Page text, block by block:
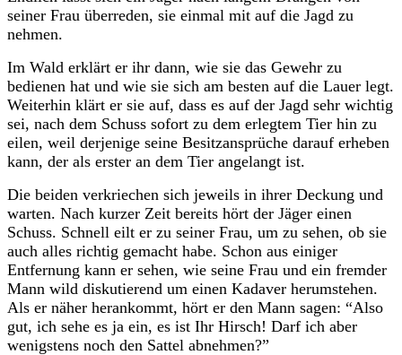
seiner Frau überreden, sie einmal mit auf die Jagd zu
nehmen.
Im Wald erklärt er ihr dann, wie sie das Gewehr zu
bedienen hat und wie sie sich am besten auf die Lauer legt.
Weiterhin klärt er sie auf, dass es auf der Jagd sehr wichtig
sei, nach dem Schuss sofort zu dem erlegtem Tier hin zu
eilen, weil derjenige seine Besitzansprüche darauf erheben
kann, der als erster an dem Tier angelangt ist.
Die beiden verkriechen sich jeweils in ihrer Deckung und
warten. Nach kurzer Zeit bereits hört der Jäger einen
Schuss. Schnell eilt er zu seiner Frau, um zu sehen, ob sie
auch alles richtig gemacht habe. Schon aus einiger
Entfernung kann er sehen, wie seine Frau und ein fremder
Mann wild diskutierend um einen Kadaver herumstehen.
Als er näher herankommt, hört er den Mann sagen: “Also
gut, ich sehe es ja ein, es ist Ihr Hirsch! Darf ich aber
wenigstens noch den Sattel abnehmen?”